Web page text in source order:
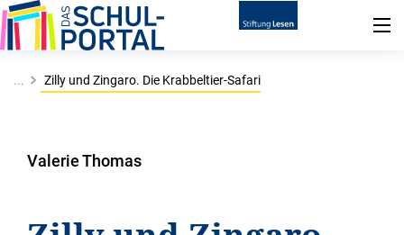
... Zilly und Zingaro. Die Krabbeltier-Safari
Valerie Thomas